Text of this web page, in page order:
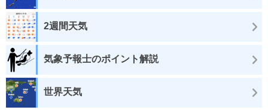
2週間天気
気象予報士のポイント解説
世界天気